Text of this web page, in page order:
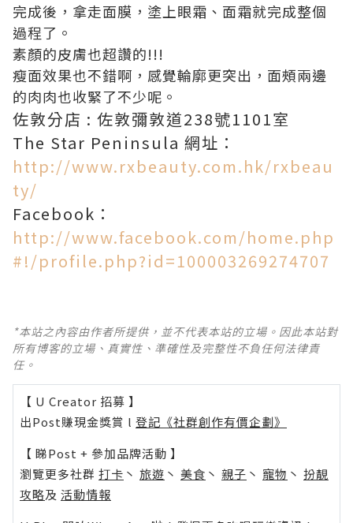
完成後，拿走面膜，塗上眼霜、面霜就完成整個
過程了。
素顏的皮膚也超讚的!!!
瘦面效果也不錯啊，感覺輪廓更突出，面頰兩邊
的肉肉也收緊了不少呢。
佐敦分店 : 佐敦彌敦道238號1101室
The Star Peninsula 網址：
http://www.rxbeauty.com.hk/rxbeau
ty/
Facebook：
http://www.facebook.com/home.php
#!/profile.php?id=100003269274707
*本站之內容由作者所提供，並不代表本站的立場。因此本站對
所有博客的立場、真實性、準確性及完整性不負任何法律責
任。
【 U Creator 招募 】
出Post賺現金獎賞 l 登記《社群創作有價企劃》
【 睇Post + 參加品牌活動 】
瀏覽更多社群 打卡 丶 旅遊 丶 美食 丶 親子 丶 寵物 丶 扮靚
攻略及 活動情報